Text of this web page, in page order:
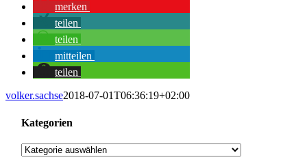
merken
teilen
teilen
mitteilen
teilen
volker.sachse2018-07-01T06:36:19+02:00
Kategorien
Kategorien